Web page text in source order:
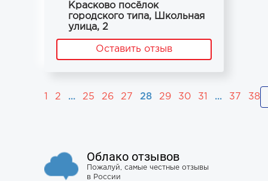
Красково посёлок
городского типа, Школьная
улица, 2
Оставить отзыв
2 ... 25 26 27 28 29 30 31 ... 37 38
Облако отзывов
Пожалуй, самые честные отзывы
в России